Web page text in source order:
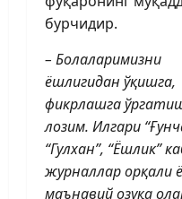
бурчидир.
– Болаларимизни
ёшлигидан ўқишга,
фикрлашга
лозим. Илгари
“Гулхан”, “Ёшлик”
журналлар орқали
маънавий озуқа